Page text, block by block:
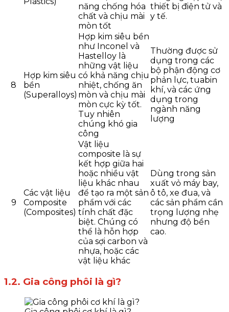
năng chống hóa
chất và chịu mài
mòn tốt
thiết bị điện tử và
y tế.
8
Hợp kim siêu
bền
(Superalloys)
Hợp kim siêu bền
như Inconel và
Hastelloy là
những vật liệu
có khả năng chịu
nhiệt, chống ăn
mòn và chịu mài
mòn cực kỳ tốt.
Tuy nhiên
chúng khó gia
công
Thường được sử
dụng trong các
bộ phận động cơ
phản lực, tuabin
khí, và các ứng
dụng trong
ngành năng
lượng
9
Các vật liệu
Composite
(Composites)
Vật liệu
composite là sự
kết hợp giữa hai
hoặc nhiều vật
liệu khác nhau
để tạo ra một sản
phẩm với các
tính chất đặc
biệt. Chúng có
thể là hỗn hợp
của sợi carbon và
nhựa, hoặc các
vật liệu khác
Dùng trong sản
xuất vỏ máy bay,
ô tô, xe đua, và
các sản phẩm cần
trọng lượng nhẹ
nhưng độ bền
cao.
1.2. Gia công phôi là gì?